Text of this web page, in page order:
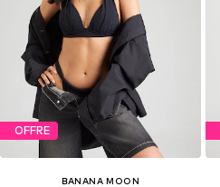
OFFRE
BANANA MOON